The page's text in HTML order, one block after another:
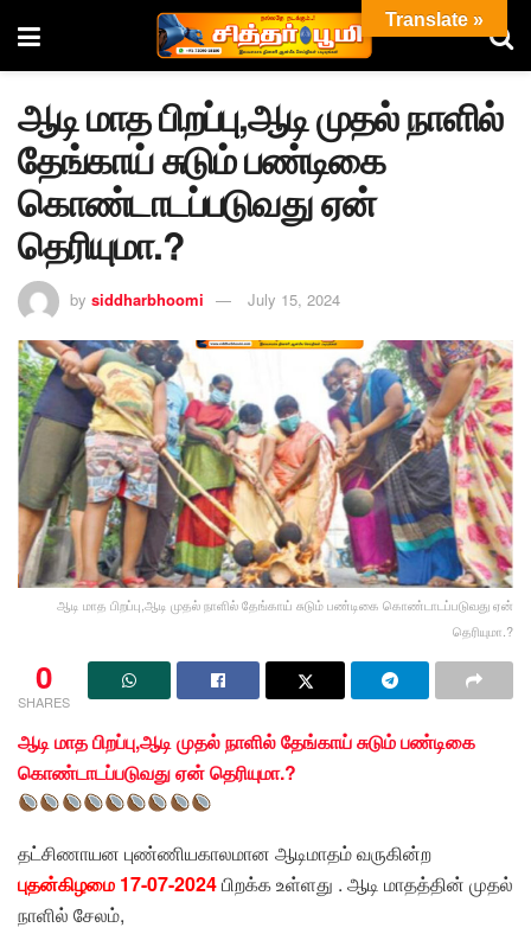
ஆடி மாத பிறப்பு,ஆடி முதல் நாளில்
தேங்காய் சுடும் பண்டிகை
கொண்டாடப்படுவது ஏன்
தெரியுமா.?
by siddharbhoomi July 15, 2024
ஆடி மாத பிறப்பு,ஆடி முதல் நாளில் தேங்காய் சுடும் பண்டிகை கொண்டாடப்படுவது ஏன்
தெரியுமா.?
0
SHARES
ஆடி மாத பிறப்பு,ஆடி முதல் நாளில் தேங்காய் சுடும் பண்டிகை
கொண்டாடப்படுவது ஏன் தெரியுமா.?
தட்சிணாயன புண்ணியகாலமான ஆடிமாதம் வருகின்ற
புதன்கிழமை 17-07-2024பிறக்க உள்ளது . ஆடி மாதத்தின் முதல்
நாளில் சேலம்,
Translate »